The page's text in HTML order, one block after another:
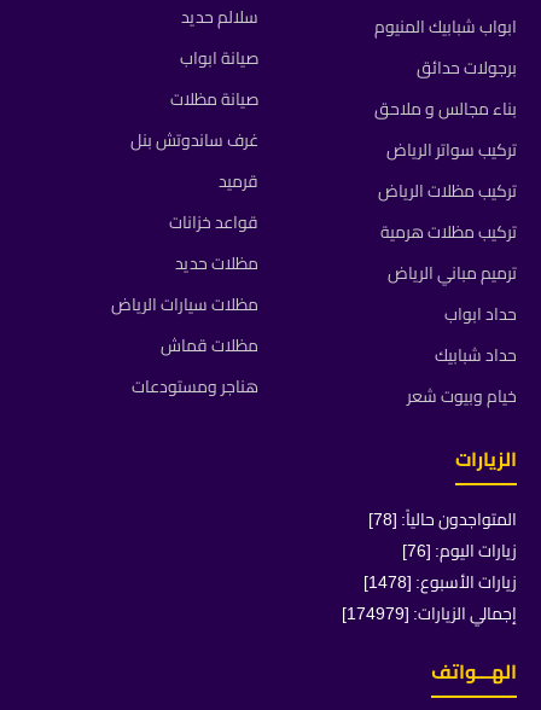
ابواب شبابيك المنيوم
برجولات حدائق
بناء مجالس و ملاحق
تركيب سواتر الرياض
تركيب مظلات الرياض
تركيب مظلات هرمية
ترميم مباني الرياض
حداد ابواب
حداد شبابيك
خيام وبيوت شعر
سلالم حديد
صيانة ابواب
صيانة مظلات
غرف ساندوتش بنل
قرميد
قواعد خزانات
مظلات حديد
مظلات سيارات الرياض
مظلات قماش
هناجر ومستودعات
الزيارات
المتواجدون حالياً: [78]
زيارات اليوم: [76]
زيارات الأسبوع: [1478]
إجمالي الزيارات: [174979]
الهـــواتف